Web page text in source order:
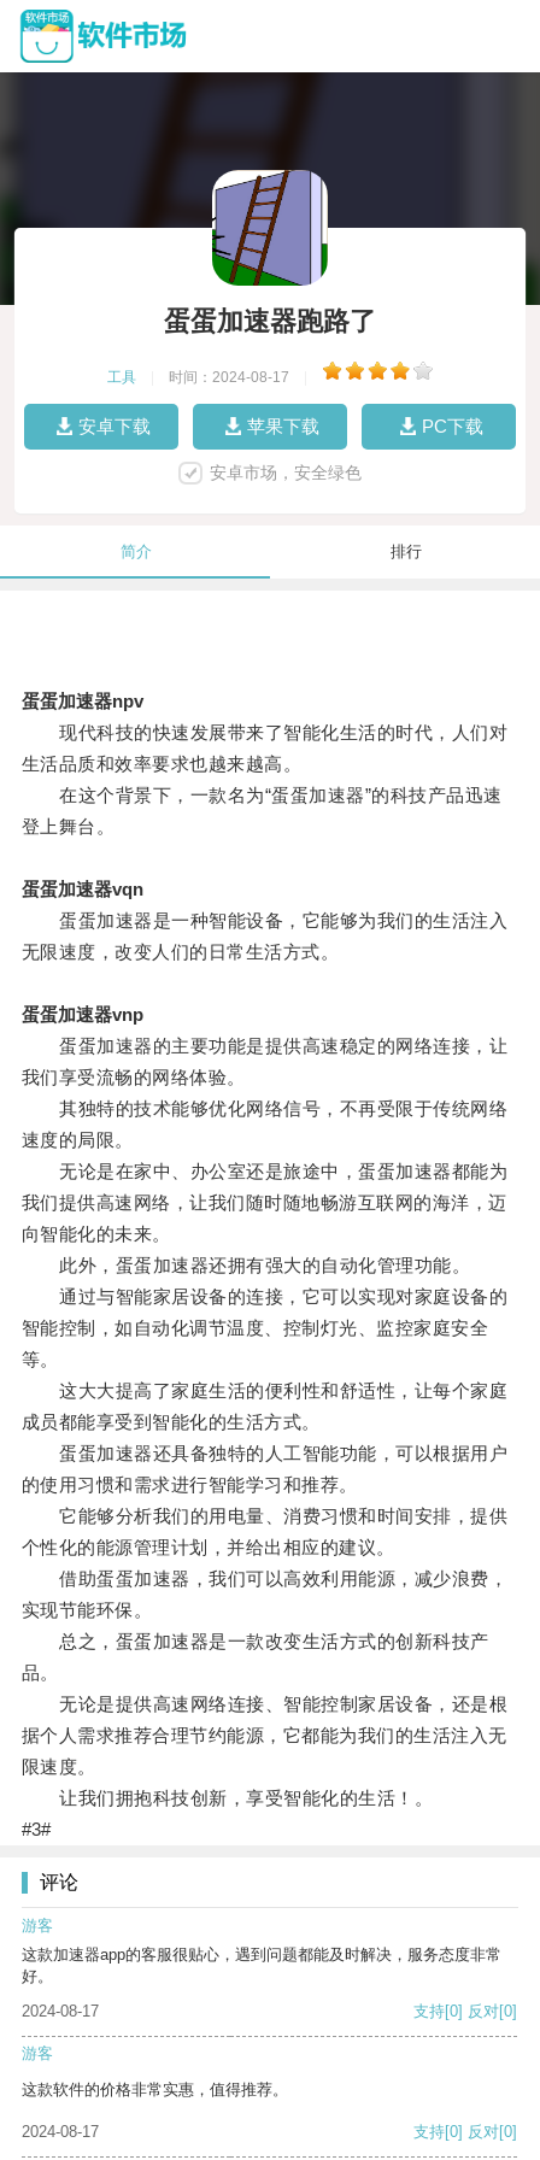
蛋蛋加速器跑路了
工具 时间：2024-08-17
安卓下载 苹果下载 PC下载
安卓市场，安全绿色
简介 排行
蛋蛋加速器npv
现代科技的快速发展带来了智能化生活的时代，人们对
生活品质和效率要求也越来越高。
在这个背景下，一款名为“蛋蛋加速器”的科技产品迅速
登上舞台。
蛋蛋加速器vqn
蛋蛋加速器是一种智能设备，它能够为我们的生活注入
无限速度，改变人们的日常生活方式。
蛋蛋加速器vnp
蛋蛋加速器的主要功能是提供高速稳定的网络连接，让
我们享受流畅的网络体验。
其独特的技术能够优化网络信号，不再受限于传统网络
速度的局限。
无论是在家中、办公室还是旅途中，蛋蛋加速器都能为
我们提供高速网络，让我们随时随地畅游互联网的海洋，迈
向智能化的未来。
此外，蛋蛋加速器还拥有强大的自动化管理功能。
通过与智能家居设备的连接，它可以实现对家庭设备的
智能控制，如自动化调节温度、控制灯光、监控家庭安全
等。
这大大提高了家庭生活的便利性和舒适性，让每个家庭
成员都能享受到智能化的生活方式。
蛋蛋加速器还具备独特的人工智能功能，可以根据用户
的使用习惯和需求进行智能学习和推荐。
它能够分析我们的用电量、消费习惯和时间安排，提供
个性化的能源管理计划，并给出相应的建议。
借助蛋蛋加速器，我们可以高效利用能源，减少浪费，
实现节能环保。
总之，蛋蛋加速器是一款改变生活方式的创新科技产
品。
无论是提供高速网络连接、智能控制家居设备，还是根
据个人需求推荐合理节约能源，它都能为我们的生活注入无
限速度。
让我们拥抱科技创新，享受智能化的生活！。
#3#
评论
游客
这款加速器app的客服很贴心，遇到问题都能及时解决，服务态度非常
好。
2024-08-17
支持[0] 反对[0]
游客
这款软件的价格非常实惠，值得推荐。
2024-08-17 支持[0] 反对[0]